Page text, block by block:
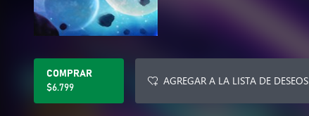
COMPRAR
$6.799
AGREGAR A LA LISTA DE DESEOS